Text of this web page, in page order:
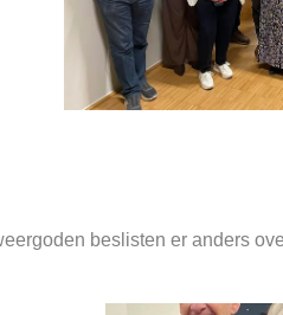
beslisten er anders